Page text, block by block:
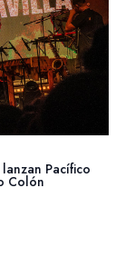
Pacífico
Colón